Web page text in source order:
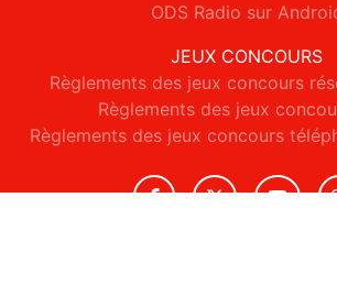
ODS Radio sur
JEUX CONCOURS
Règlements des jeux concours
Règlements des jeux
Règlements des jeux concours